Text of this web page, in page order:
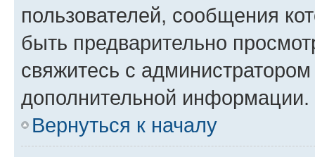
пользователей, сообщения
быть предварительно
свяжитесь с
дополнительной информации.
Вернуться к началу